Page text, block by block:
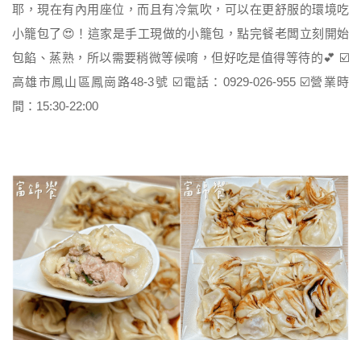
耶，現在有內用座位，而且有冷氣吹，可以在更舒服的環境吃
小籠包了😍！這家是手工現做的小籠包，點完餐老闆立刻開始
包餡、蒸熟，所以需要稍微等候唷，但好吃是值得等待的💕 ☑️
高雄市鳳山區鳳崗路48-3號 ☑️電話：0929-026-955 ☑️營業時
間：15:30-22:00